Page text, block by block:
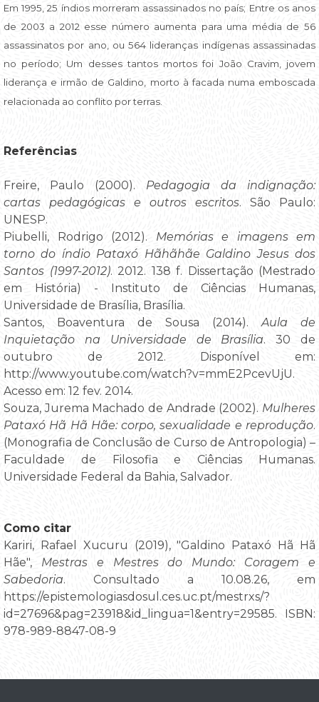
Em 1995, 25 índios morreram assassinados no país; Entre os anos
de 2003 a 2012 esse número aumenta para uma média de 56
assassinatos por ano, ou 564 lideranças indígenas assassinadas
no período; Um desses tantos mortos foi João Cravim, jovem
liderança e irmão de Galdino, morto à facada numa emboscada
relacionada ao conflito por terras.
Referências
Freire, Paulo (2000). Pedagogia da indignação:
cartas pedagógicas e outros escritos. São Paulo:
UNESP.
Piubelli, Rodrigo (2012). Memórias e imagens em
torno do índio Pataxó Hãhãhãe Galdino Jesus dos
Santos (1997-2012). 2012. 138 f. Dissertação (Mestrado
em História) - Instituto de Ciências Humanas,
Universidade de Brasília, Brasília.
Santos, Boaventura de Sousa (2014).Aula de
Inquietação na Universidade de Brasília. 30 de
outubro de 2012. Disponível em:
http://www.youtube.com/watch?v=mmE2PcevUjU.
Acesso em: 12 fev. 2014.
Souza, Jurema Machado de Andrade (2002). Mulheres
Pataxó Hã Hã Hãe: corpo, sexualidade e reprodução.
(Monografia de Conclusão de Curso de Antropologia) –
Faculdade de Filosofia e Ciências Humanas.
Universidade Federal da Bahia, Salvador.
Como citar
Kariri, Rafael Xucuru (2019), "Galdino Pataxó Hã Hã
Hãe", Mestras e Mestres do Mundo: Coragem e
Sabedoria. Consultado a 10.08.26, em
https://epistemologiasdosul.ces.uc.pt/mestrxs/?
id=27696&pag=23918&id_lingua=1&entry=29585. ISBN:
978-989-8847-08-9